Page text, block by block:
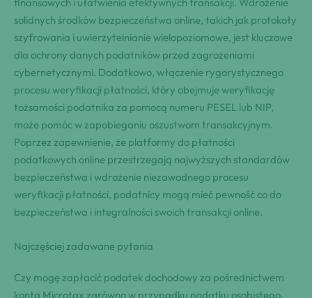
solidnych środków bezpieczeństwa online, takich jak protokoły
szyfrowania i uwierzytelnianie wielopoziomowe, jest kluczowe
dla ochrony danych podatników przed zagrożeniami
cybernetycznymi. Dodatkowo, włączenie rygorystycznego
procesu weryfikacji płatności, który obejmuje weryfikację
tożsamości podatnika za pomocą numeru PESEL lub NIP,
może pomóc w zapobieganiu oszustwom transakcyjnym.
Poprzez zapewnienie, że platformy do płatności
podatkowych online przestrzegają najwyższych standardów
bezpieczeństwa i wdrożenie niezawodnego procesu
weryfikacji płatności, podatnicy mogą mieć pewność co do
bezpieczeństwa i integralności swoich transakcji online.
Najczęściej zadawane pytania
Czy mogę zapłacić podatek dochodowy za pośrednictwem
konta Microtax zarówno w przypadku podatku osobistego,